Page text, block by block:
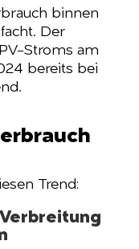
binnen
Der
Stroms am
bereits bei
Trend: